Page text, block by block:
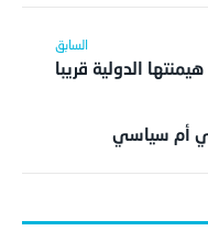
الدولية قريبا
أم سياسي